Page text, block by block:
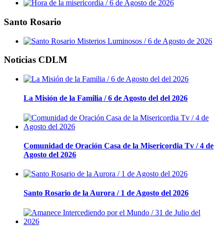
Santo Rosario
Noticias CDLM
La Misión de la Familia / 6 de Agosto del del 2026
Comunidad de Oración Casa de la Misericordia Tv / 4 de
Agosto del 2026
Santo Rosario de la Aurora / 1 de Agosto del 2026